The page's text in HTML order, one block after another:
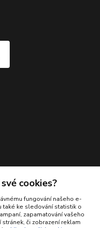
cookies?
fungování našeho e-
také ke sledování statistik o
zapamatování vašeho
či zobrazení reklam